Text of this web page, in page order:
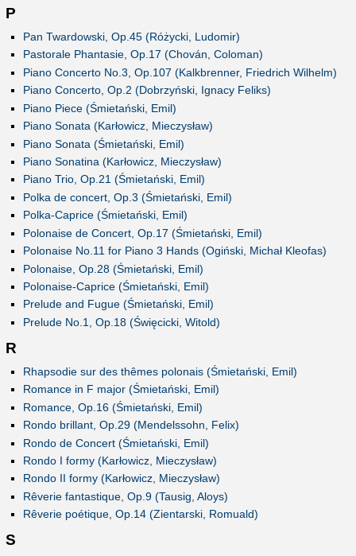
P
Pan Twardowski, Op.45 (Różycki, Ludomir)
Pastorale Phantasie, Op.17 (Chován, Coloman)
Piano Concerto No.3, Op.107 (Kalkbrenner, Friedrich Wilhelm)
Piano Concerto, Op.2 (Dobrzyński, Ignacy Feliks)
Piano Piece (Śmietański, Emil)
Piano Sonata (Karłowicz, Mieczysław)
Piano Sonata (Śmietański, Emil)
Piano Sonatina (Karłowicz, Mieczysław)
Piano Trio, Op.21 (Śmietański, Emil)
Polka de concert, Op.3 (Śmietański, Emil)
Polka-Caprice (Śmietański, Emil)
Polonaise de Concert, Op.17 (Śmietański, Emil)
Polonaise No.11 for Piano 3 Hands (Ogiński, Michał Kleofas)
Polonaise, Op.28 (Śmietański, Emil)
Polonaise-Caprice (Śmietański, Emil)
Prelude and Fugue (Śmietański, Emil)
Prelude No.1, Op.18 (Święcicki, Witold)
R
Rhapsodie sur des thêmes polonais (Śmietański, Emil)
Romance in F major (Śmietański, Emil)
Romance, Op.16 (Śmietański, Emil)
Rondo brillant, Op.29 (Mendelssohn, Felix)
Rondo de Concert (Śmietański, Emil)
Rondo I formy (Karłowicz, Mieczysław)
Rondo II formy (Karłowicz, Mieczysław)
Rêverie fantastique, Op.9 (Tausig, Aloys)
Rêverie poétique, Op.14 (Zientarski, Romuald)
S